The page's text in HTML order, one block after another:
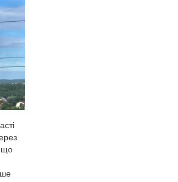
що